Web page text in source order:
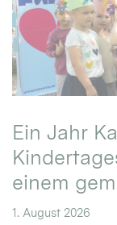
Ein Jahr
einem
1. August 2026